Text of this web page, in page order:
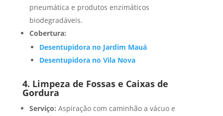
pneumática e produtos enzimáticos
biodegradáveis.
Cobertura:
Desentupidora no Jardim Mauá
Desentupidora no Vila Nova
4. Limpeza de Fossas e Caixas de
Gordura
Serviço: Aspiração com caminhão a vácuo e